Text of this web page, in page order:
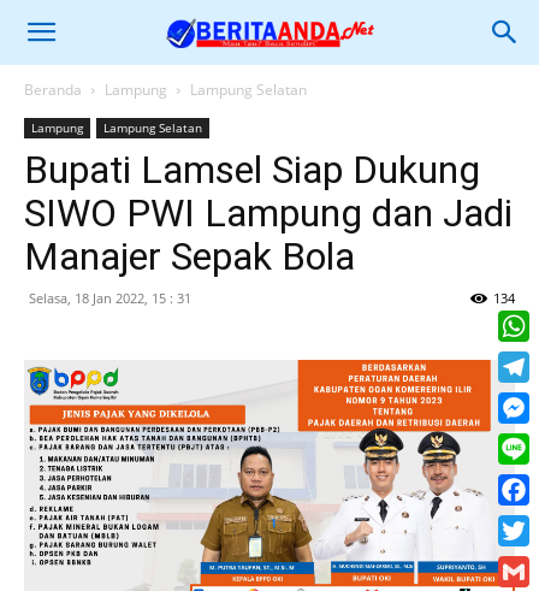
Beranda Lampung Lampung Selatan
Lampung Lampung Selatan
Bupati Lamsel Siap Dukung
SIWO PWI Lampung dan Jadi
Manajer Sepak Bola
Selasa, 18 Jan 2022, 15 : 31 134
Line